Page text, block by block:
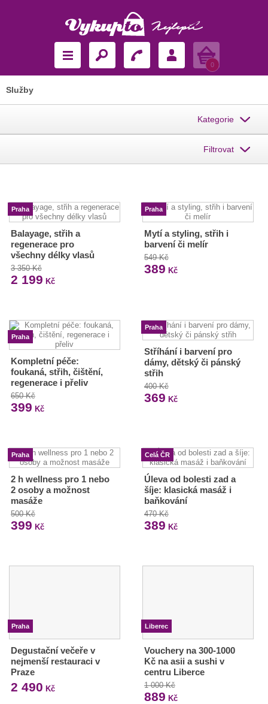
Košík
0
Služby
Kategorie
Filtrovat
Praha
Balayage, střih a
regenerace pro
všechny délky vlasů
3 350 Kč
2 199 Kč
Praha
Mytí a styling, střih i
barvení či melír
549 Kč
389 Kč
Praha
Kompletní péče:
foukaná, střih, čištění,
regenerace i přeliv
650 Kč
399 Kč
Praha
Stříhání i barvení pro
dámy, dětský či pánský
střih
400 Kč
369 Kč
Praha
2 h wellness pro 1 nebo
2 osoby a možnost
masáže
500 Kč
399 Kč
Celá ČR
Úleva od bolesti zad a
šíje: klasická masáž i
baňkování
470 Kč
389 Kč
Praha
Degustační večeře v
nejmenší restauraci v
Praze
2 490 Kč
Liberec
Vouchery na 300-1000
Kč na asii a sushi v
centru Liberce
1 000 Kč
889 Kč